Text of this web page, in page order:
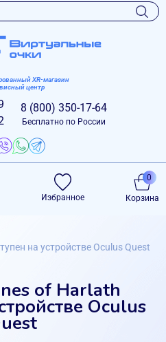
XR-магазин
центр
8 (800) 350-17-64
Бесплатно по России
Избранное Корзина
0
на устройстве Oculus Quest
of Harlath
Oculus